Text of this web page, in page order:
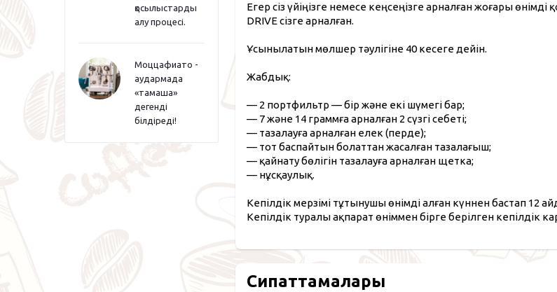
қосылыстарды
алу процесі.
Моццафиато -
аудармада
«тамаша»
дегенді
білдіреді!
Егер сіз үйіңізге немесе кеңсеңізге арналған жоғары
DRIVE сізге арналған.
Ұсынылатын мөлшер тәулігіне 40 кесеге дейін.
Жабдық:
— 2 портфильтр — бір және екі шүмегі бар;
— 7 және 14 граммға арналған 2 сүзгі себеті;
— тазалауға арналған елек (перде);
— тот баспайтын болаттан жасалған тазалағыш;
— қайнату бөлігін тазалауға арналған щетка;
— нұсқаулық.
Кепілдік мерзімі тұтынушы өнімді алған күннен бастап 12
Кепілдік туралы ақпарат өніммен бірге берілген кепілдік
Сипаттамалары